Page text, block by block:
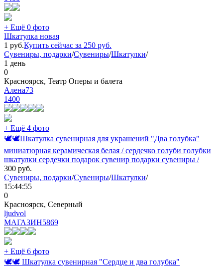
+ Ещё 0 фото
Шкатулка новая
1 руб.Купить сейчас за 250 руб.
Сувениры, подарки/Сувениры/Шкатулки/
1 день
0
Красноярск, Театр Оперы и балета
Алена73
1400
+ Ещё 4 фото
🕊🕊Шкатулка сувенирная для украшений "Два голубка"
миниатюрная керамическая белая / сердечко голуби голубки
шкатулки сердечки подарок сувенир подарки сувениры /
300 руб.
Сувениры, подарки/Сувениры/Шкатулки/
15:44:55
0
Красноярск, Северный
ljudvol
МАГАЗИН5869
+ Ещё 6 фото
🕊🕊 Шкатулка сувенирная "Сердце и два голубка"